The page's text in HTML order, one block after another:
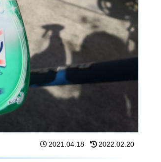
2021.04.18 2022.02.20